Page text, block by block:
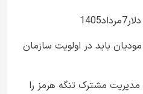
باید در اولویت سازمان
مدیریت مشترک تنگه هرمز را